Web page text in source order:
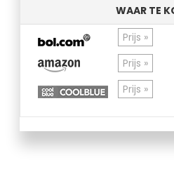
WAAR TE
Prijs »
Prijs »
Prijs »